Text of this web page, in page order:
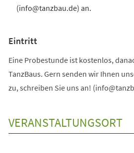
(info@tanzbau.de) an.
Eintritt
Eine Probestunde ist kostenlos,
TanzBaus. Gern senden wir Ihnen
zu, schreiben Sie uns an!
VERANSTALTUNGSORT